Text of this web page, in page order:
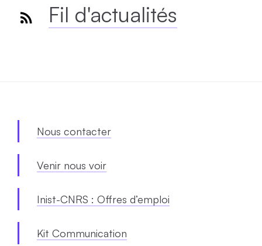
Fil d'actualités
Nous contacter
Venir nous voir
Inist-CNRS : Offres d’emploi
Kit Communication